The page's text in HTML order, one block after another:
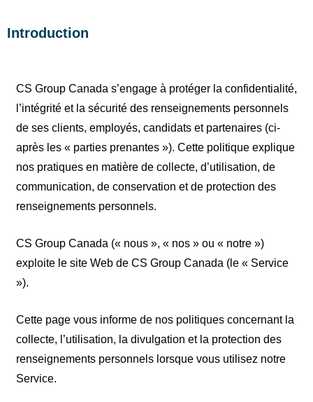
Introduction
CS Group Canada s’engage à protéger la confidentialité,
l’intégrité et la sécurité des renseignements personnels
de ses clients, employés, candidats et partenaires (ci-
après les « parties prenantes »). Cette politique explique
nos pratiques en matière de collecte, d’utilisation, de
communication, de conservation et de protection des
renseignements personnels.
CS Group Canada (« nous », « nos » ou « notre »)
exploite le site Web de CS Group Canada (le « Service
»).
Cette page vous informe de nos politiques concernant la
collecte, l’utilisation, la divulgation et la protection des
renseignements personnels lorsque vous utilisez notre
Service.